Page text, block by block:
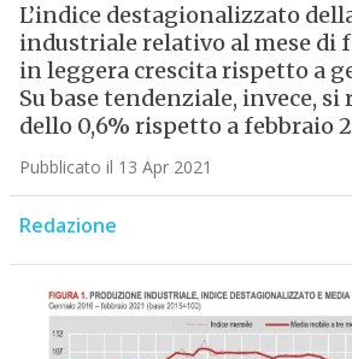
L’indice destagionalizzato
industriale relativo al mese di
in leggera crescita rispetto a
Su base tendenziale, invece,
dello 0,6% rispetto a febbraio
Pubblicato il 13 Apr 2021
Redazione